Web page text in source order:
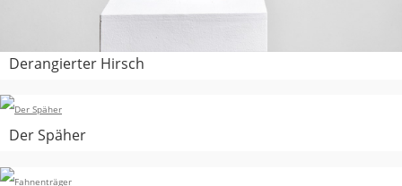
Derangierter Hirsch
Der Späher